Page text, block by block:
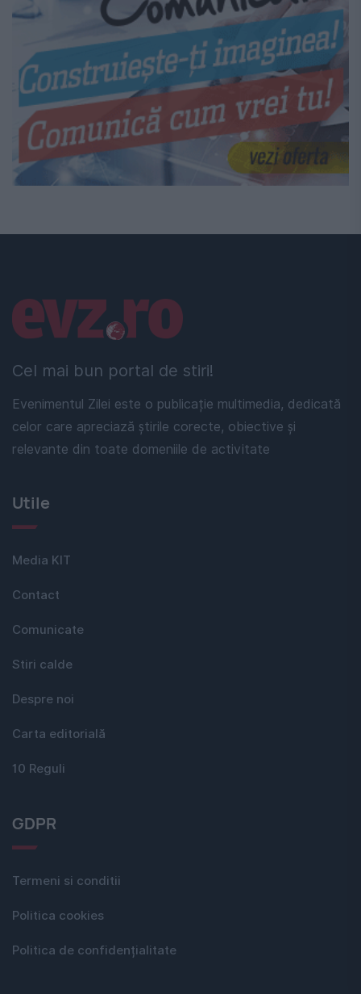
Cel mai bun portal de stiri!
Evenimentul Zilei este o publicație multimedia, dedicată
celor care apreciază știrile corecte, obiective și
relevante din toate domeniile de activitate
Linkuri utile
Utile
Media KIT
Contact
Comunicate
Stiri calde
Despre noi
Carta editorială
10 Reguli
GDPR
Termeni si conditii
Politica cookies
Politica de confidențialitate